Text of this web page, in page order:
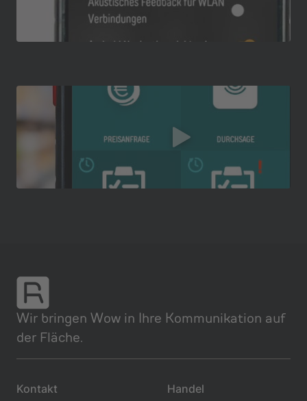
Wir bringen Wow in Ihre Kommunikation auf
der Fläche.
Kontakt Handel